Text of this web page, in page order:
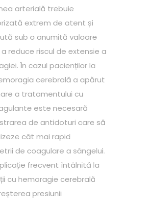
arterială trebuie
extrem de atent și
sub o anumită valoare
reduce riscul de extensie a
În cazul pacienților la
cerebrală a apărut
a tratamentului cu
este necesară
de antidoturi care să
cât mai rapid
de coagulare a sângelui.
frecvent întâlnită la
cu hemoragie cerebrală
presiunii